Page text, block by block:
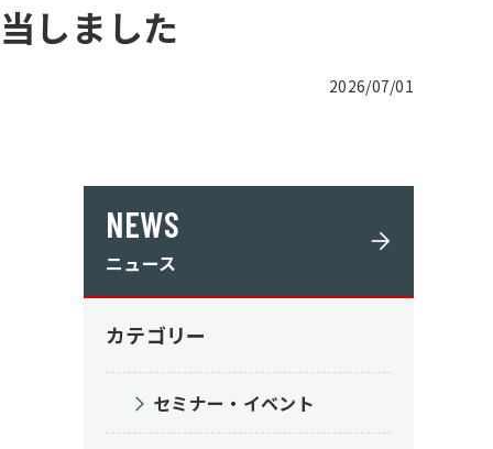
しました
2026/07/01
NEWS
ニュース
カテゴリー
セミナー・イベント